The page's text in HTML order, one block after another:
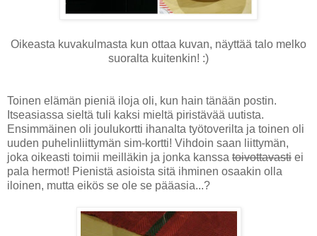
Oikeasta kuvakulmasta kun ottaa kuvan, näyttää talo melko
suoralta kuitenkin! :)
Toinen elämän pieniä iloja oli, kun hain tänään postin.
Itseasiassa sieltä tuli kaksi mieltä piristävää uutista.
Ensimmäinen oli joulukortti ihanalta työtoverilta ja toinen oli
uuden puhelinliittymän sim-kortti! Vihdoin saan liittymän,
joka oikeasti toimii meilläkin ja jonka kanssa toivottavasti ei
pala hermot! Pienistä asioista sitä ihminen osaakin olla
iloinen, mutta eikös se ole se pääasia...?